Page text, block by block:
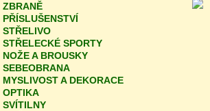
ZBRANĚ
PŘÍSLUŠENSTVÍ
STŘELIVO
STŘELECKÉ SPORTY
NOŽE A BROUSKY
SEBEOBRANA
MYSLIVOST A DEKORACE
OPTIKA
SVÍTILNY